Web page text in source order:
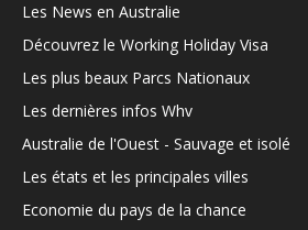
Les News en Australie
Découvrez le Working Holiday Visa
Les plus beaux Parcs Nationaux
Les dernières infos Whv
Australie de l'Ouest - Sauvage et isolé
Les états et les principales villes
Economie du pays de la chance